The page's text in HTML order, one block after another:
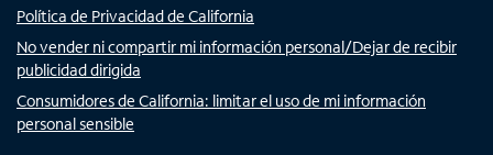
Política de Privacidad de California
No vender ni compartir mi información personal/Dejar de recibir
publicidad dirigida
Consumidores de California: limitar el uso de mi información
personal sensible